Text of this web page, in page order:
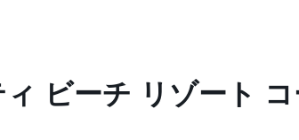
ビーチ リゾート